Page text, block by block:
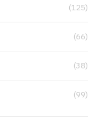
(125)
(66)
(38)
(99)